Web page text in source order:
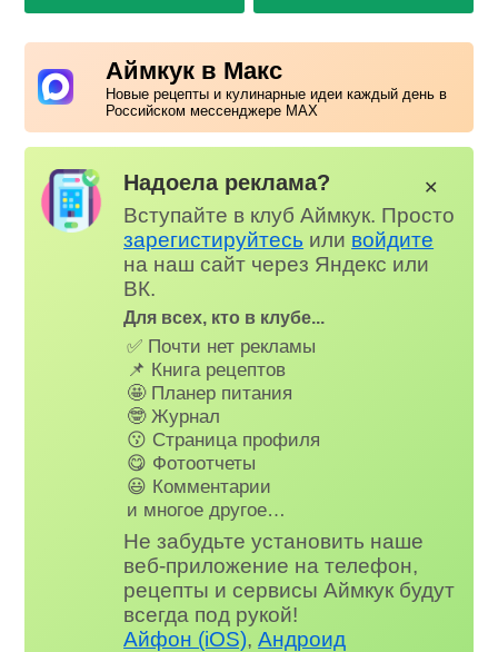
Аймкук в Макс
Новые рецепты и кулинарные идеи каждый день в
Российском мессенджере MAX
Надоела реклама?
Вступайте в клуб Аймкук. Просто
зарегистируйтесь или войдите
на наш сайт через Яндекс или
ВК.
Для всех, кто в клубе...
✅ Почти нет рекламы
📌 Книга рецептов
🤩 Планер питания
🤓 Журнал
😗 Страница профиля
😋 Фотоотчеты
😃 Комментарии
и многое другое…
Не забудьте установить наше
веб-приложение на телефон,
рецепты и сервисы Аймкук будут
всегда под рукой!
Айфон (iOS),Андроид
✕